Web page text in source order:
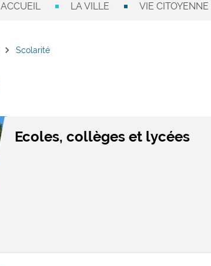
ACCUEIL LA VILLE VIE CITOYENNE
chevron_right Scolarité
Ecoles, collèges et lycées